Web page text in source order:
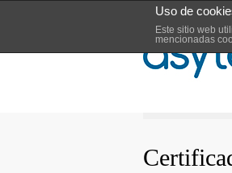
Uso de
Este sitio web
mencionadas